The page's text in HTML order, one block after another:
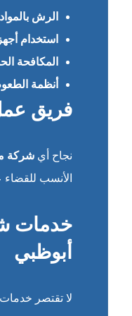
الرش بالمواد
استخدام
المكافحة
أنظمة
فريق
نجاح أي شركة
الأنسب للقضاء
خدمات
أبوظبي
لا تقتصر